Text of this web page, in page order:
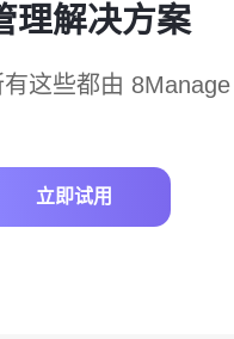
理解决方案
这些都由
立即试用